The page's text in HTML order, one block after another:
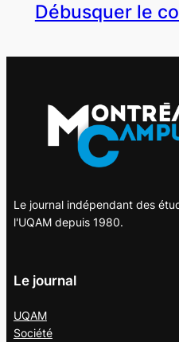
Débusquer le
Le journal indépendant des
l'UQAM depuis 1980.
Le journal
UQAM
Société